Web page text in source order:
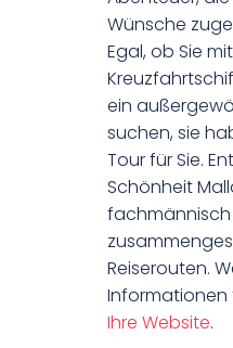
Wünsche
Egal, ob Sie
ein
suchen, sie
Tour für Sie.
Schönheit
fachmännisch
Reiserouten.
Informationen
Ihre Website.